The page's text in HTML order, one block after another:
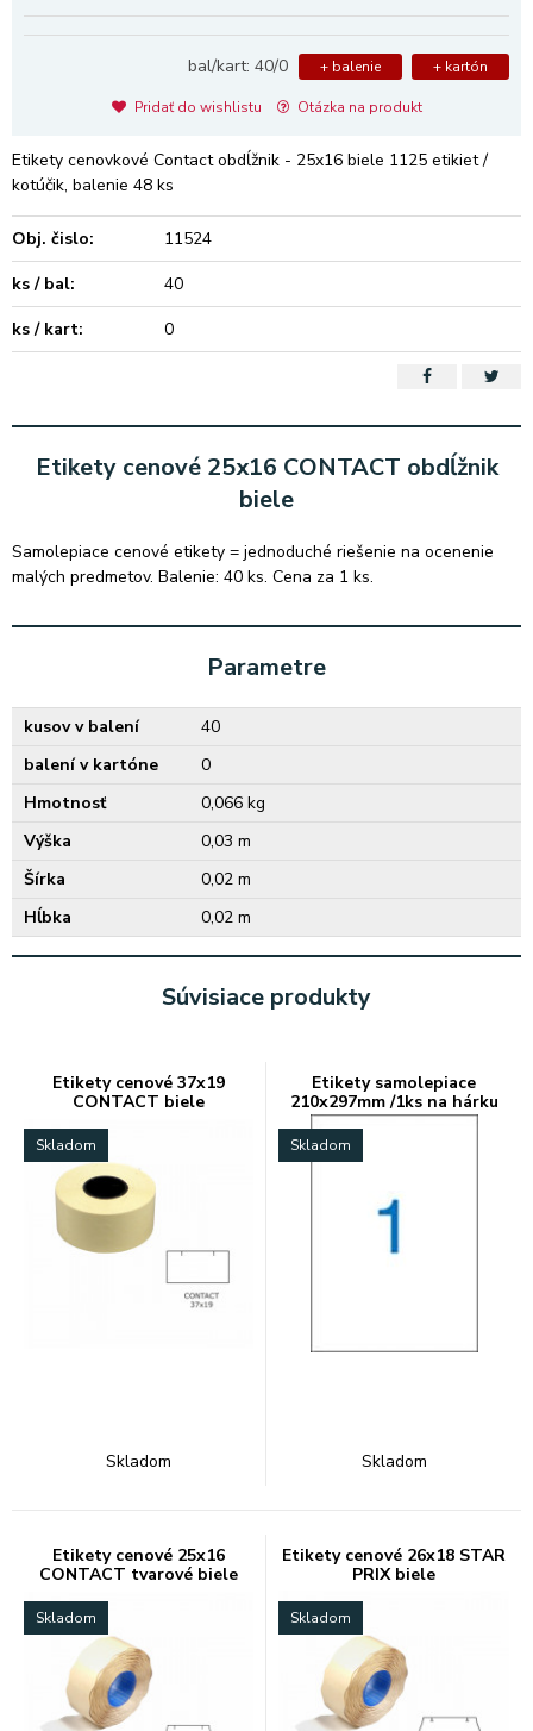
bal/kart: 40/0 + balenie + kartón
Pridať do wishlistu Otázka na produkt
Etikety cenovkové Contact obdĺžnik - 25x16 biele 1125 etikiet /
kotúčik, balenie 48 ks
Obj. čislo:
11524
ks / bal:
40
ks / kart:
0
Etikety cenové 25x16 CONTACT obdĺžnik
biele
Samolepiace cenové etikety = jednoduché riešenie na ocenenie
malých predmetov. Balenie: 40 ks. Cena za 1 ks.
Parametre
kusov v balení
40
balení v kartóne
0
Hmotnosť
0,066 kg
Výška
0,03 m
Šírka
0,02 m
Hĺbka
0,02 m
Súvisiace produkty
Etikety cenové 37x19
CONTACT biele
Skladom
Skladom
Etikety samolepiace
210x297mm /1ks na hárku
A4
Skladom
Skladom
Etikety cenové 25x16
CONTACT tvarové biele
Skladom
Etikety cenové 26x18 STAR
PRIX biele
Skladom